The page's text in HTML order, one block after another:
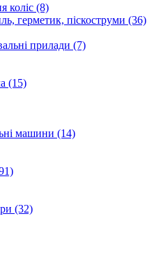
коліс (8)
герметик, піскоструми (36)
прилади (7)
(15)
машини (14)
(32)